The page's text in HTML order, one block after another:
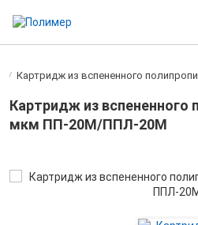
/ Картридж из вспененного
Картридж из вспененного
мкм ПП-20M/ППЛ-20М